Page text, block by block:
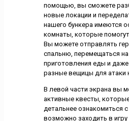
помощью, вы сможете
новые локации и
нашего бункера имеются
комнаты, которые
Вы можете отправлять
спальню, перемещаться
приготовления еды и
разные вещицы для атаки
В левой части экрана вы
активные квесты,
детальнее ознакомиться
возможно заходить в игру